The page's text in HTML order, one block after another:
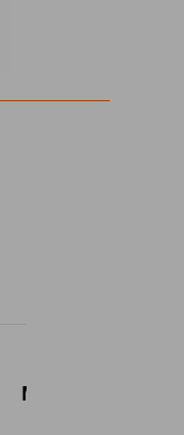
Mercedes GLA